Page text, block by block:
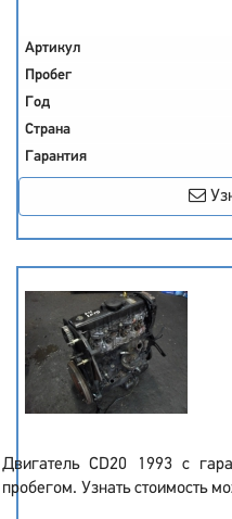
Артикул
Пробег
Год
Страна
Гарантия
Двигатель CD20 1993 с
пробегом. Узнать стоимость